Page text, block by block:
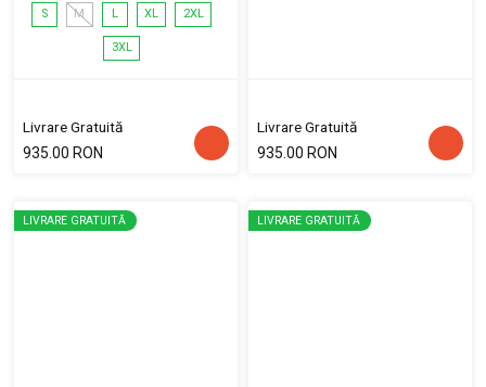
S M L XL 2XL
3XL
Livrare Gratuită
935.00 RON
Livrare Gratuită
935.00 RON
LIVRARE GRATUITĂ LIVRARE GRATUITĂ